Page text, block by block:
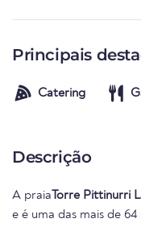
Principais
Catering
Descrição
A praia Torre Pittinurri
e é uma das mais de